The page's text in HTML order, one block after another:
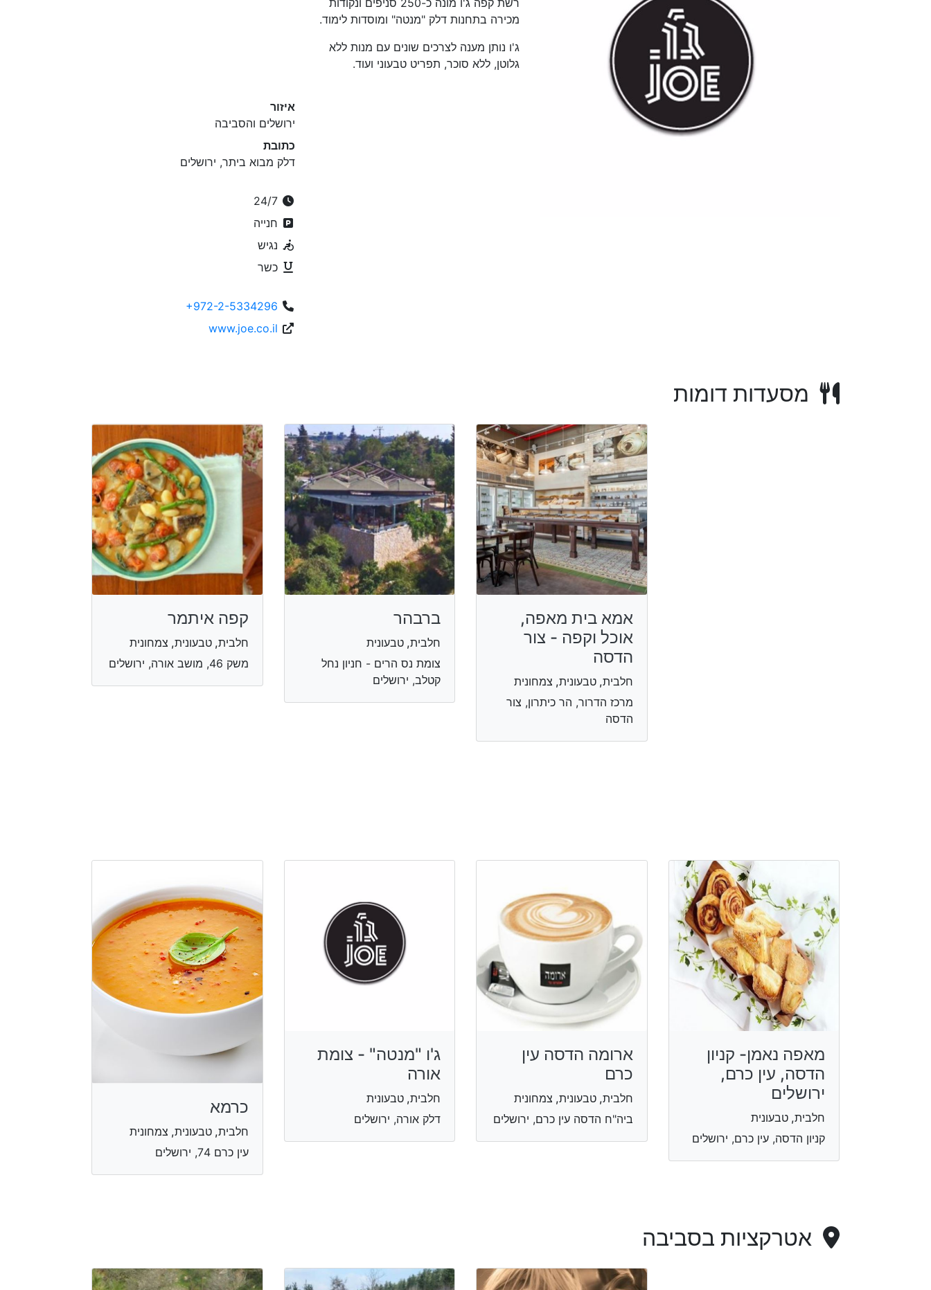
רשת קפה ג'ו מונה כ-250 סניפים ונקודות
מכירה בתחנות דלק "מנטה" ומוסדות לימוד.
ג'ו נותן מענה לצרכים שונים עם מנות ללא
גלוטן, ללא סוכר, תפריט טבעוני ועוד.
איזור
ירושלים והסביבה
כתובת
דלק מבוא ביתר, ירושלים
24/7
חנייה
נגיש
כשר
+972-2-5334296
www.joe.co.il
מסעדות דומות
אמא בית מאפה,
אוכל וקפה - צור
הדסה
חלבית, טבעונית, צמחונית
מרכז הדרור, הר כיתרון, צור
הדסה
ברבהר
חלבית, טבעונית
צומת נס הרים - חניון נחל
קטלב, ירושלים
קפה איתמר
חלבית, טבעונית, צמחונית
משק 46, מושב אורה, ירושלים
מאפה נאמן- קניון
הדסה, עין כרם,
ירושלים
חלבית, טבעונית
קניון הדסה, עין כרם, ירושלים
ארומה הדסה עין
כרם
חלבית, טבעונית, צמחונית
ביה"ח הדסה עין כרם, ירושלים
ג'ו "מנטה" - צומת
אורה
חלבית, טבעונית
דלק אורה, ירושלים
כרמא
חלבית, טבעונית, צמחונית
עין כרם 74, ירושלים
אטרקציות בסביבה